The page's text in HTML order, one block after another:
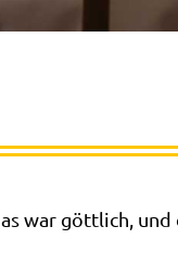
war göttlich, und